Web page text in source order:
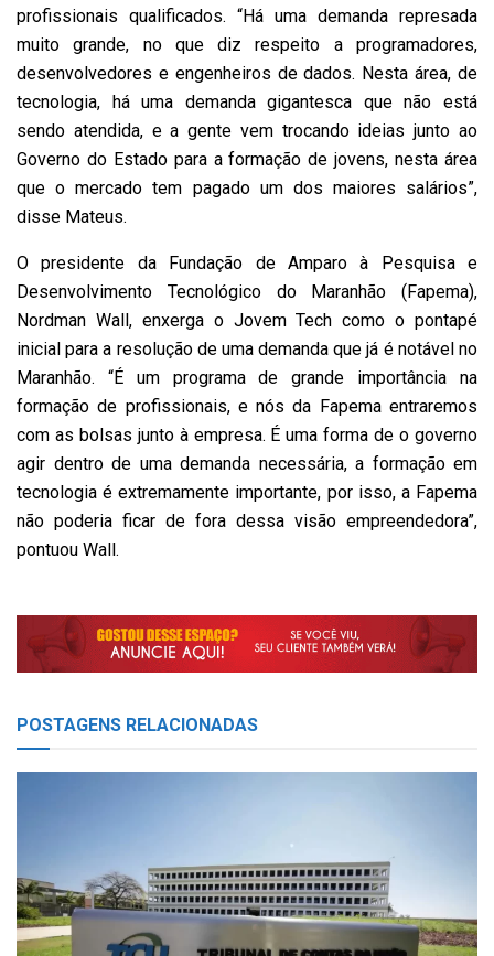
profissionais qualificados. “Há uma demanda represada
muito grande, no que diz respeito a programadores,
desenvolvedores e engenheiros de dados. Nesta área, de
tecnologia, há uma demanda gigantesca que não está
sendo atendida, e a gente vem trocando ideias junto ao
Governo do Estado para a formação de jovens, nesta área
que o mercado tem pagado um dos maiores salários”,
disse Mateus.
O presidente da Fundação de Amparo à Pesquisa e
Desenvolvimento Tecnológico do Maranhão (Fapema),
Nordman Wall, enxerga o Jovem Tech como o pontapé
inicial para a resolução de uma demanda que já é notável no
Maranhão. “É um programa de grande importância na
formação de profissionais, e nós da Fapema entraremos
com as bolsas junto à empresa. É uma forma de o governo
agir dentro de uma demanda necessária, a formação em
tecnologia é extremamente importante, por isso, a Fapema
não poderia ficar de fora dessa visão empreendedora”,
pontuou Wall.
POSTAGENS RELACIONADAS